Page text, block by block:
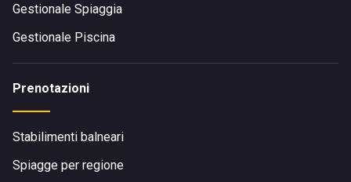
Gestionale Spiaggia
Gestionale Piscina
Prenotazioni
Stabilimenti balneari
Spiagge per regione